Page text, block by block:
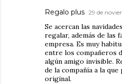
Regalo plus 29 de
Se acercan las
regalar, además de las
empresa. Es muy
entre los compañeros
algún amigo invisible.
de la compañía a la
original.